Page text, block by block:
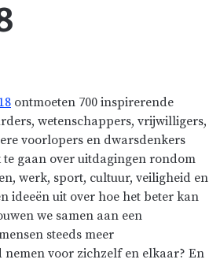
ontmoeten 700 inspirerende
wetenschappers, vrijwilligers,
voorlopers en dwarsdenkers
gaan over uitdagingen rondom
werk, sport, cultuur, veiligheid en
ideeën uit over hoe het beter kan
we samen aan een
steeds meer
voor zichzelf en elkaar? En